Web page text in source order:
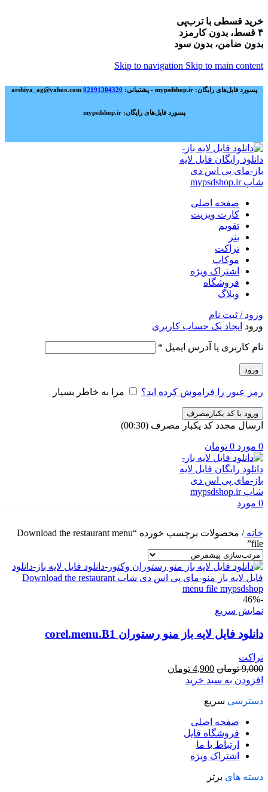
خرید قسطی با ترب‌پی
۴ قسط، بدون کارمزد
بدون ضامن، بدون سود
Skip to navigation Skip to main content
پسورد فایل‌های رایگان: mypsdshop.ir - پشتیبانی: arshiya_ag@yahoo.com 02191304320
پسورد فایل‌های رایگان: mypsdshop.ir
صفحه اصلی
کارت ویزیت
تقویم
بنر
تراکت
موکاپ
اشتراک ویژه
فروشگاه
وبلاگ
ورود / ثبت نام
ورود ایجاد یک حساب کاربری
نام کاربری یا آدرس ایمیل *
ورود
رمز عبور را فراموش کرده اید؟ مرا به خاطر بسپار
ورود با کد یکبارمصرف
ارسال مجدد کد یکبار مصرف (00:
30
)
0 مورد 0 تومان
0 مورد
خانه/
محصولات برچسب خورده “Download the restaurant menu
file”
-46%
نمایش سریع
دانلود فایل لایه باز منو رستوران corel.menu.B1
تراکت
9,000 تومان قیمت
اصلی
بود.
4,900 تومان
افزودن به سبد خرید
دسترسی سریع
صفحه اصلی
فروشگاه فایل
ارتباط با ما
اشتراک ویژه
دسته های برتر